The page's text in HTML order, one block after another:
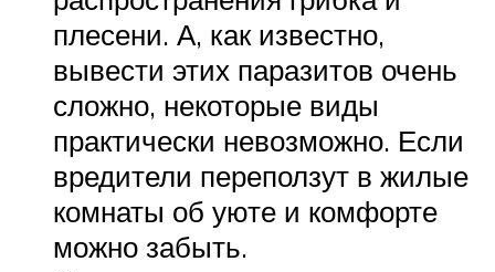
плесени. А, как известно,
вывести этих паразитов очень
сложно, некоторые виды
практически невозможно. Если
вредители переползут в жилые
комнаты об уюте и комфорте
можно забыть.